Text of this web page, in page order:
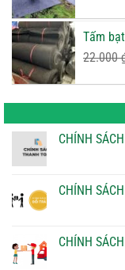
Tấm
22.000
CHÍNH
luận
ở
TOÁN
CHÍNH
luận
ởCHÍNH